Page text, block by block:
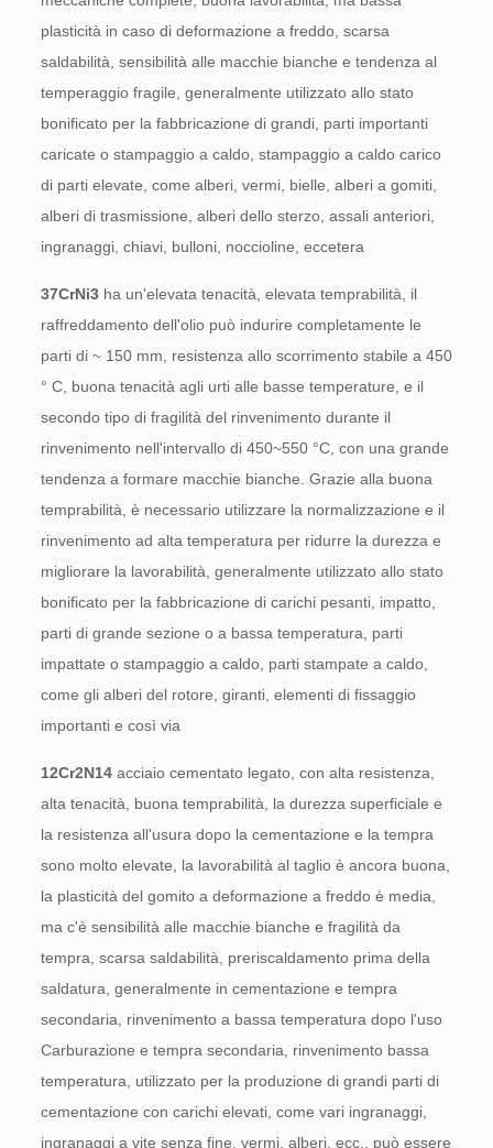
plasticità in caso di deformazione a freddo, scarsa
saldabilità, sensibilità alle macchie bianche e tendenza al
temperaggio fragile, generalmente utilizzato allo stato
bonificato per la fabbricazione di grandi, parti importanti
caricate o stampaggio a caldo, stampaggio a caldo carico
di parti elevate, come alberi, vermi, bielle, alberi a gomiti,
alberi di trasmissione, alberi dello sterzo, assali anteriori,
ingranaggi, chiavi, bulloni, noccioline, eccetera
37CrNi3ha un'elevata tenacità, elevata temprabilità, il
raffreddamento dell'olio può indurire completamente le
parti di ~ 150 mm, resistenza allo scorrimento stabile a 450
° C, buona tenacità agli urti alle basse temperature, e il
secondo tipo di fragilità del rinvenimento durante il
rinvenimento nell'intervallo di 450~550 °C, con una grande
tendenza a formare macchie bianche. Grazie alla buona
temprabilità, è necessario utilizzare la normalizzazione e il
rinvenimento ad alta temperatura per ridurre la durezza e
migliorare la lavorabilità, generalmente utilizzato allo stato
bonificato per la fabbricazione di carichi pesanti, impatto,
parti di grande sezione o a bassa temperatura, parti
impattate o stampaggio a caldo, parti stampate a caldo,
come gli alberi del rotore, giranti, elementi di fissaggio
importanti e così via
12Cr2N14acciaio cementato legato, con alta resistenza,
alta tenacità, buona temprabilità, la durezza superficiale e
la resistenza all'usura dopo la cementazione e la tempra
sono molto elevate, la lavorabilità al taglio è ancora buona,
la plasticità del gomito a deformazione a freddo è media,
ma c'è sensibilità alle macchie bianche e fragilità da
tempra, scarsa saldabilità, preriscaldamento prima della
saldatura, generalmente in cementazione e tempra
secondaria, rinvenimento a bassa temperatura dopo l'uso
Carburazione e tempra secondaria, rinvenimento bassa
temperatura, utilizzato per la produzione di grandi parti di
cementazione con carichi elevati, come vari ingranaggi,
ingranaggi a vite senza fine, vermi, alberi, ecc., può essere